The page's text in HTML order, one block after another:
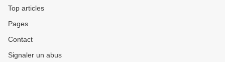
Top articles
Pages
Contact
Signaler un abus